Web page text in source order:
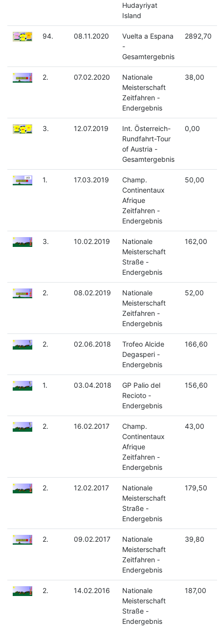
Hudayriyat
Island
94. 08.11.2020
Vuelta a Espana
-
Gesamtergebnis
2892,70
2. 07.02.2020
Nationale
Meisterschaft
Zeitfahren -
Endergebnis
38,00
3. 12.07.2019
Int. Österreich-
Rundfahrt-Tour
of Austria -
Gesamtergebnis
0,00
1. 17.03.2019
Champ.
Continentaux
Afrique
Zeitfahren -
Endergebnis
50,00
3. 10.02.2019
Nationale
Meisterschaft
Straße -
Endergebnis
162,00
2. 08.02.2019
Nationale
Meisterschaft
Zeitfahren -
Endergebnis
52,00
2. 02.06.2018
Trofeo Alcide
Degasperi -
Endergebnis
166,60
1. 03.04.2018
GP Palio del
Recioto -
Endergebnis
156,60
2. 16.02.2017
Champ.
Continentaux
Afrique
Zeitfahren -
Endergebnis
43,00
2. 12.02.2017
Nationale
Meisterschaft
Straße -
Endergebnis
179,50
2. 09.02.2017
Nationale
Meisterschaft
Zeitfahren -
Endergebnis
39,80
2. 14.02.2016
Nationale
Meisterschaft
Straße -
Endergebnis
187,00